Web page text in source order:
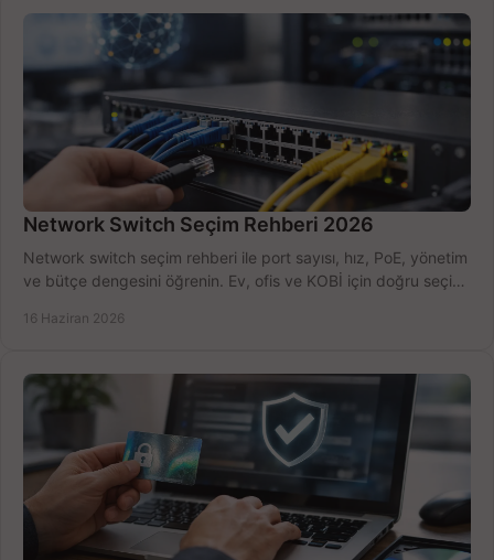
Network Switch Seçim Rehberi 2026
Network switch seçim rehberi ile port sayısı, hız, PoE, yönetim
ve bütçe dengesini öğrenin. Ev, ofis ve KOBİ için doğru seçimi
16 Haziran 2026